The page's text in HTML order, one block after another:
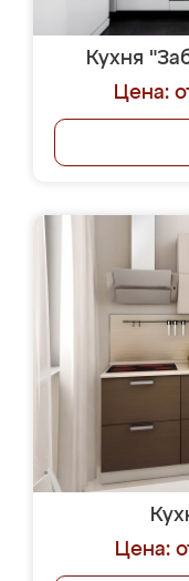
Кухня
Цена:
Цена: